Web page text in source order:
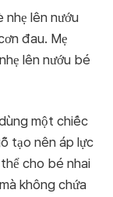
lên nướu
đau. Mẹ
lên nướu bé
một chiếc
tạo nên áp lực
cho bé nhai
không chứa